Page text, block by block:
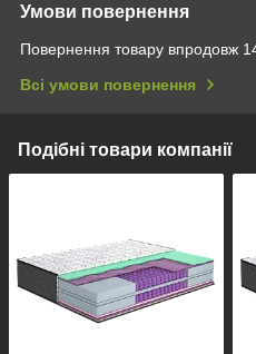
Умови повернення
Повернення товару впродовж
Всі умови повернення
Подібні товари компанії